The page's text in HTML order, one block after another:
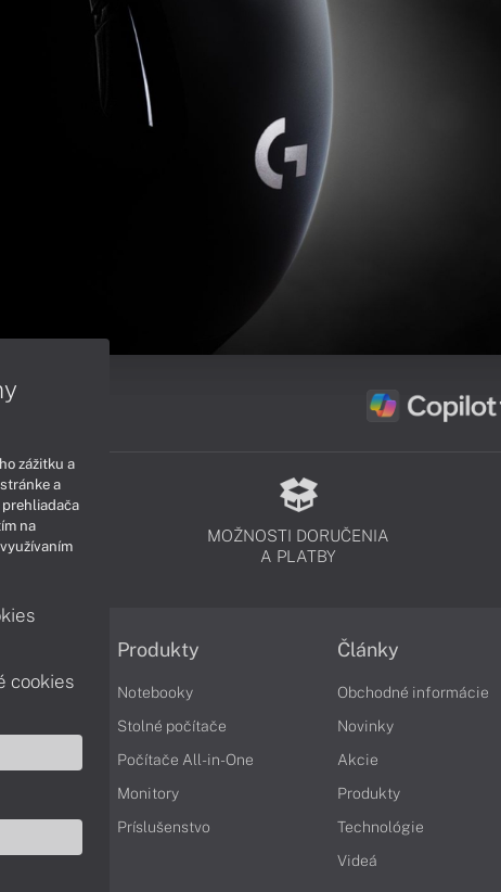
MOŽNOSTI DORUČENIA
A PLATBY
údajov
Produkty
Notebooky
Stolné počítače
Počítače All-in-One
Monitory
Príslušenstvo
Články
Obchodné informácie
Novinky
Akcie
Produkty
Technológie
Videá
zážitku a
a
na
cookies